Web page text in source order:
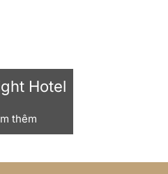
Hotel
thêm